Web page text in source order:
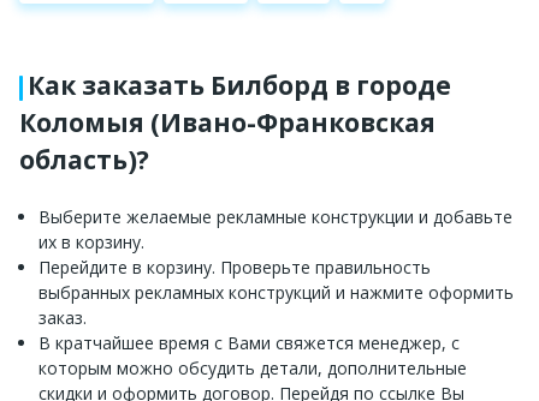
Как заказать Билборд в городе
Коломыя (Ивано-Франковская
область)?
Выберите желаемые рекламные конструкции и добавьте
их в корзину.
Перейдите в корзину. Проверьте правильность
выбранных рекламных конструкций и нажмите оформить
заказ.
В кратчайшее время с Вами свяжется менеджер, с
которым можно обсудить детали, дополнительные
скидки и оформить договор. Перейдя по ссылке Вы